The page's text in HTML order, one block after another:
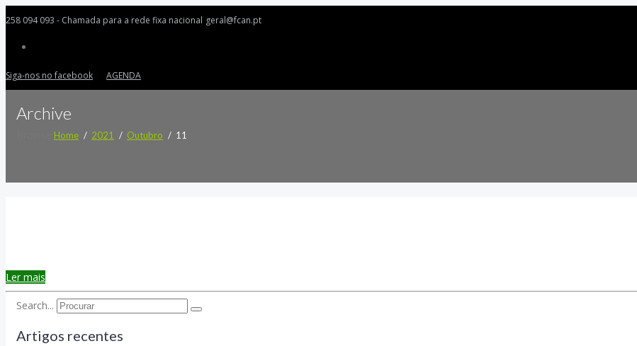
258 094 093 - Chamada para a rede fixa nacional geral@fcan.pt
Siga-nos no facebook AGENDA
Archive
Home 2021 Outubro 11
Ler mais
Search...
Artigos recentes